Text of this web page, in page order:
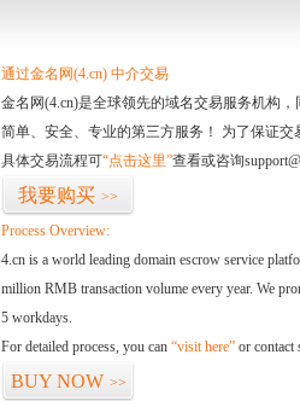
通过金名网(4.cn) 中介交易
金名网(4.cn)是全球领先的域名交易服务机构
简单、安全、专业的第三方服务！ 为了保证
具体交易流程可“点击这里”查看或咨询
我要购买 >>
Process Overview:
4.cn is a world leading domain escrow service
million RMB transaction volume every year. We
5 workdays.
For detailed process, you can “visit here” or contact
BUY NOW >>